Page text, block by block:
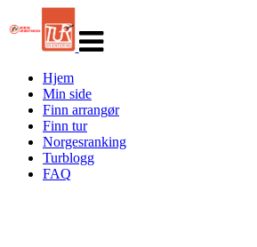
navigasjon
Hjem
Min side
Finn arrangør
Finn tur
Norgesranking
Turblogg
FAQ